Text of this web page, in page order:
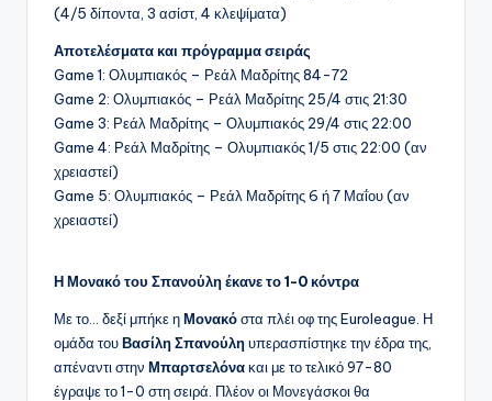
(4/5 δίποντα, 3 ασίστ, 4 κλεψίματα)
Αποτελέσματα και πρόγραμμα σειράς
Game 1: Ολυμπιακός – Ρεάλ Μαδρίτης 84-72
Game 2: Ολυμπιακός – Ρεάλ Μαδρίτης 25/4 στις 21:30
Game 3: Ρεάλ Μαδρίτης – Ολυμπιακός 29/4 στις 22:00
Game 4: Ρεάλ Μαδρίτης – Ολυμπιακός 1/5 στις 22:00 (αν
χρειαστεί)
Game 5: Ολυμπιακός – Ρεάλ Μαδρίτης 6 ή 7 Μαΐου (αν
χρειαστεί)
Η Μονακό του Σπανούλη έκανε το 1-0 κόντρα
Με το… δεξί μπήκε ηΜονακόστα πλέι οφ της Euroleague. Η
ομάδα τουΒασίλη Σπανούληυπερασπίστηκε την έδρα της,
απέναντι στην Μπαρτσελόνακαι με το τελικό 97-80
έγραψε το 1-0 στη σειρά. Πλέον οι Μονεγάσκοι θα